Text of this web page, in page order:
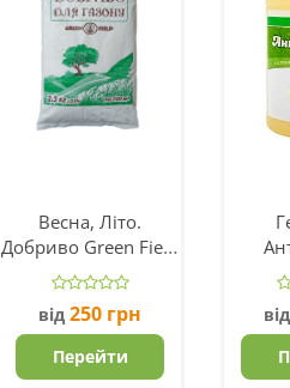
Весна, Літо.
Добриво Green Field
(Україна)
від250 грн
Перейти